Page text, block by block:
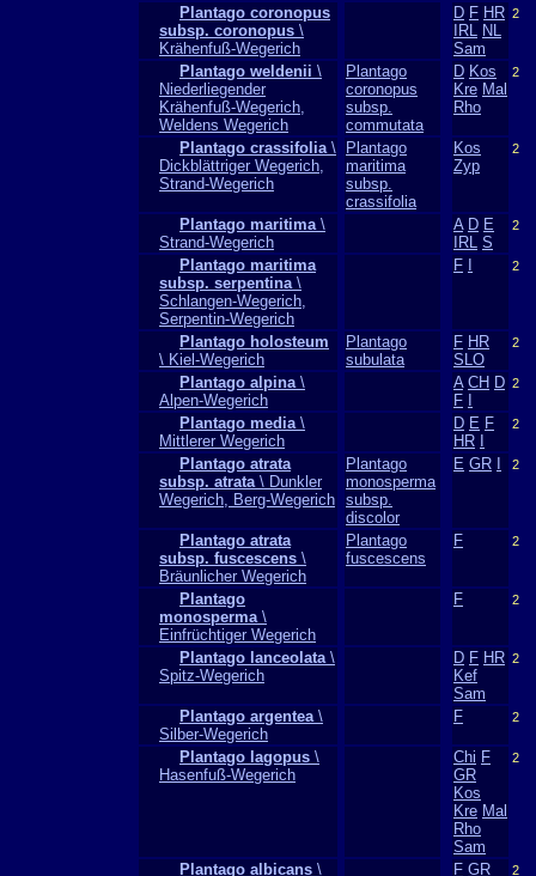
Plantago coronopus
subsp. coronopus \
Krähenfuß-Wegerich
D F HR
IRL NL
Sam
2
Plantago weldenii \
Niederliegender
Krähenfuß-Wegerich,
Weldens Wegerich
Plantago
coronopus
subsp.
commutata
D Kos
Kre Mal
Rho
2
Plantago crassifolia\
Dickblättriger Wegerich,
Strand-Wegerich
Plantago
maritima
subsp.
crassifolia
Kos
Zyp
2
Plantago maritima\
Strand-Wegerich
A D E
IRL S
2
Plantago maritima
subsp. serpentina\
Schlangen-Wegerich,
Serpentin-Wegerich
F 2
Plantago holosteum
\ Kiel-Wegerich
Plantago
subulata
F HR
SLO
2
Plantago alpina\
Alpen-Wegerich
A CH D
F
2
Plantago media\
Mittlerer Wegerich
D E F
HR
2
Plantago atrata
subsp. atrata\ Dunkler
Wegerich, Berg-Wegerich
Plantago
monosperma
subsp.
discolor
E GR 2
Plantago atrata
subsp. fuscescens \
Bräunlicher Wegerich
Plantago
fuscescens
F 2
Plantago
monosperma\
Einfrüchtiger Wegerich
F 2
Plantago lanceolata\
Spitz-Wegerich
D F HR
Kef
Sam
2
Plantago argentea\
Silber-Wegerich
F 2
Plantago lagopus \
Hasenfuß-Wegerich
Chi F
GR
Kos
Kre Mal
Rho
Sam
2
Plantago albicans \
F GR
2